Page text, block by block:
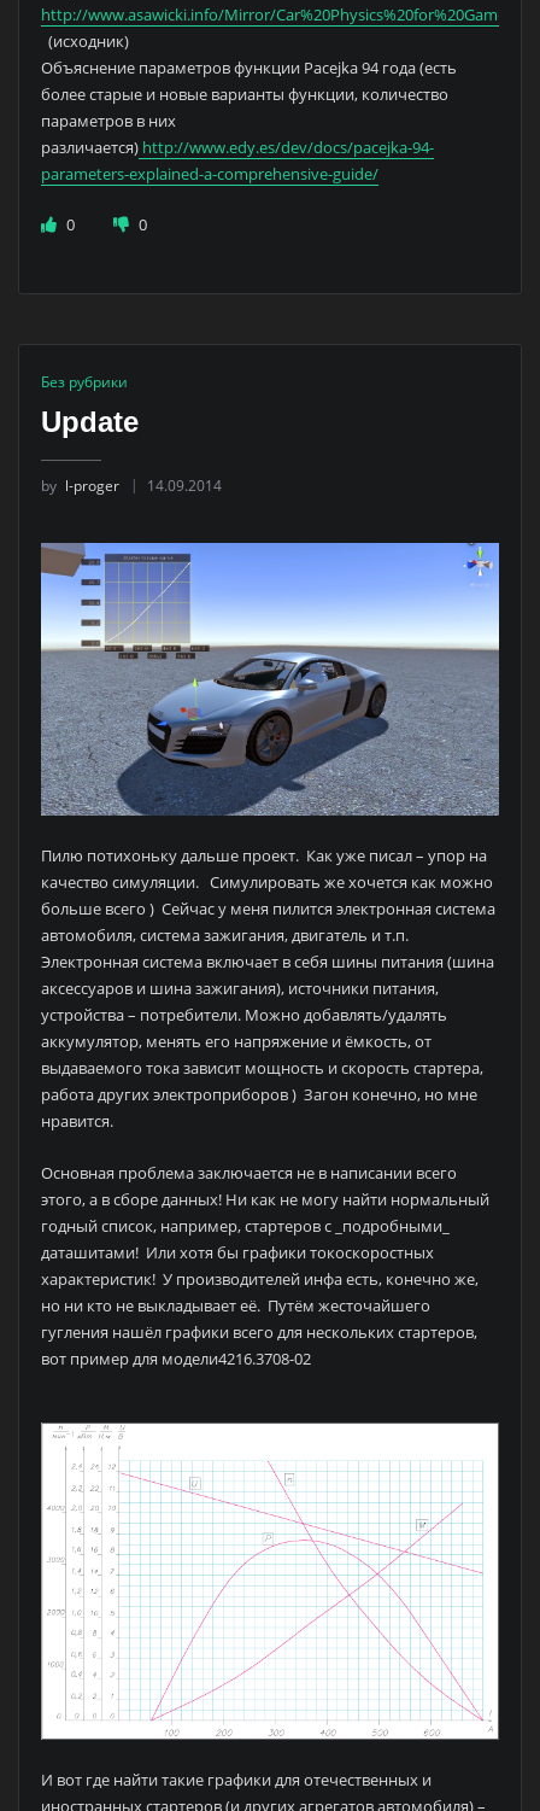
http://www.asawicki.info/Mirror/Car%20Physics%20for%20Games/
(исходник)
Объяснение параметров функции Pacejka 94 года (есть
более старые и новые варианты функции, количество
параметров в них
различается)http://www.edy.es/dev/docs/pacejka-94-
parameters-explained-a-comprehensive-guide/
0 0
Без рубрики
Update
by l-proger 14.09.2014
Пилю потихоньку дальше проект. Как уже писал – упор на
качество симуляции. Симулировать же хочется как можно
больше всего ) Сейчас у меня пилится электронная система
автомобиля, система зажигания, двигатель и т.п.
Электронная система включает в себя шины питания (шина
аксессуаров и шина зажигания), источники питания,
устройства – потребители. Можно добавлять/удалять
аккумулятор, менять его напряжение и ёмкость, от
выдаваемого тока зависит мощность и скорость стартера,
работа других электроприборов ) Загон конечно, но мне
нравится.
Основная проблема заключается не в написании всего
этого, а в сборе данных! Ни как не могу найти нормальный
годный список, например, стартеров с _подробными_
даташитами! Или хотя бы графики токоскоростных
характеристик! У производителей инфа есть, конечно же,
но ни кто не выкладывает её. Путём жесточайшего
гугления нашёл графики всего для нескольких стартеров,
вот пример для модели4216.3708-02
И вот где найти такие графики для отечественных и
иностранных стартеров (и других агрегатов автомобиля) –